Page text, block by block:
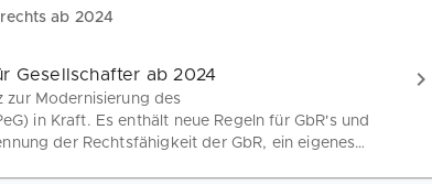
ab 2024
Gesellschafter ab 2024
zur Modernisierung des
in Kraft. Es enthält neue Regeln für GbR's und
der Rechtsfähigkeit der GbR, ein eigenes